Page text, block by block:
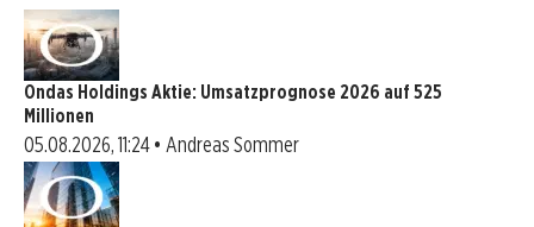
Ondas Holdings Aktie: Umsatzprognose 2026 auf 525
Millionen
05.08.2026, 11:24 • Andreas Sommer